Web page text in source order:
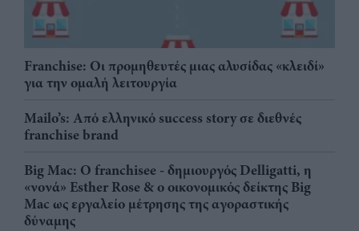
Franchise: Οι προμηθευτές μιας αλυσίδας «κλειδί»
για την ομαλή λειτουργία
Mailo’s: Από ελληνικό success story σε διεθνές
franchise brand
Big Mac: Ο franchisee - δημιουργός Delligatti, η
«νονά» Esther Rose & ο οικονομικός δείκτης Big
Mac ως εργαλείο μέτρησης της αγοραστικής
δύναμης